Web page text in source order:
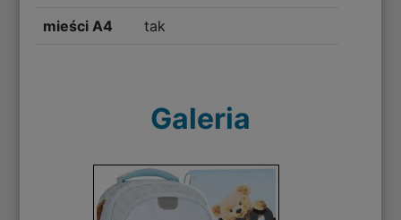
mieści A4 tak
Galeria